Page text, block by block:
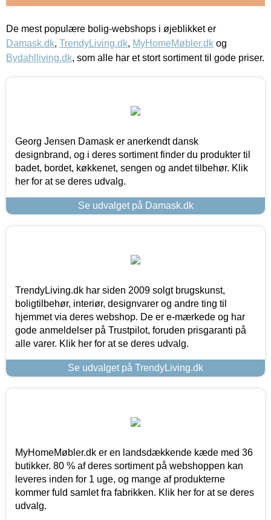
De mest populære bolig-webshops i øjeblikket er
Damask.dk, TrendyLiving.dk, MyHomeMøbler.dk og
Bydahlliving.dk, som alle har et stort sortiment til gode priser.
Georg Jensen Damask er anerkendt dansk
designbrand, og i deres sortiment finder du produkter til
badet, bordet, køkkenet, sengen og andet tilbehør. Klik
her for at se deres udvalg.
Se udvalget på Damask.dk
TrendyLiving.dk har siden 2009 solgt brugskunst,
boligtilbehør, interiør, designvarer og andre ting til
hjemmet via deres webshop. De er e-mærkede og har
gode anmeldelser på Trustpilot, foruden prisgaranti på
alle varer. Klik her for at se deres udvalg.
Se udvalget på TrendyLiving.dk
MyHomeMøbler.dk er en landsdækkende kæde med 36
butikker. 80 % af deres sortiment på webshoppen kan
leveres inden for 1 uge, og mange af produkterne
kommer fuld samlet fra fabrikken. Klik her for at se deres
udvalg.